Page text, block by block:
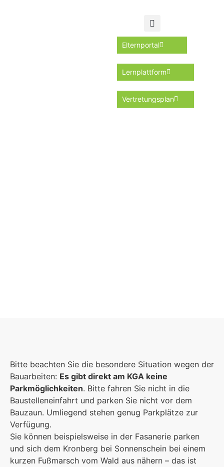
Elternportal
Lernplattform
Vertretungsplan
Es kommt auf jeden Einzelnen an, zusammen
sind wir eine starke Gemeinschaft.
Foto: KGA CC BY NC
Mehr erfahren
Bitte beachten Sie die besondere Situation wegen der
Bauarbeiten: Es gibt direkt am KGA keine
Parkmöglichkeiten. Bitte fahren Sie nicht in die
Baustelleneinfahrt und parken Sie nicht vor dem
Bauzaun. Umliegend stehen genug Parkplätze zur
Verfügung.
Sie können beispielsweise in der Fasanerie parken
und sich dem Kronberg bei Sonnenschein bei einem
kurzen Fußmarsch vom Wald aus nähern – das ist